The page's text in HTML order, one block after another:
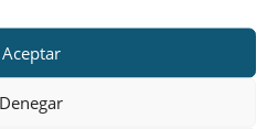
Aceptar
Denegar